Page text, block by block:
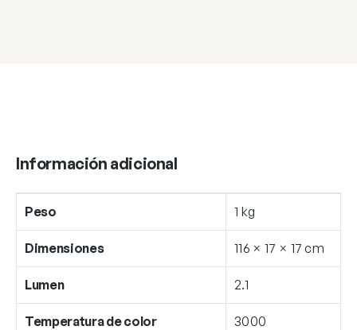
Información adicional
Peso 1 kg
Dimensiones 116 × 17 × 17 cm
Lumen 2.1
Temperatura de color 3000